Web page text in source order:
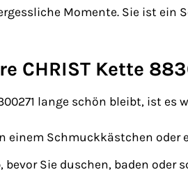
Momente. Sie ist ein
CHRIST Kette
lange schön bleibt, ist
einem Schmuckkästchen oder
bevor Sie duschen, baden oder